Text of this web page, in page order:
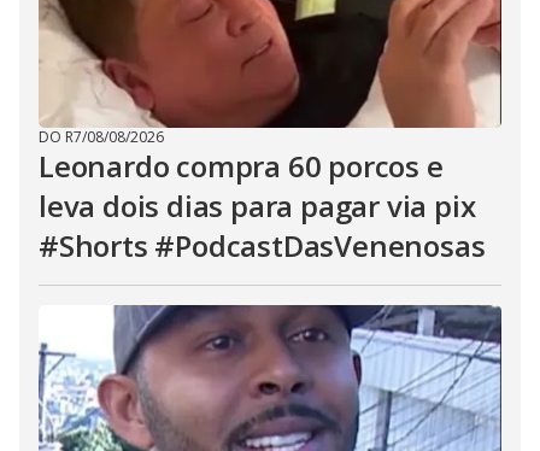
DO R7/08/08/2026
Leonardo compra 60 porcos e
leva dois dias para pagar via pix
#Shorts #PodcastDasVenenosas